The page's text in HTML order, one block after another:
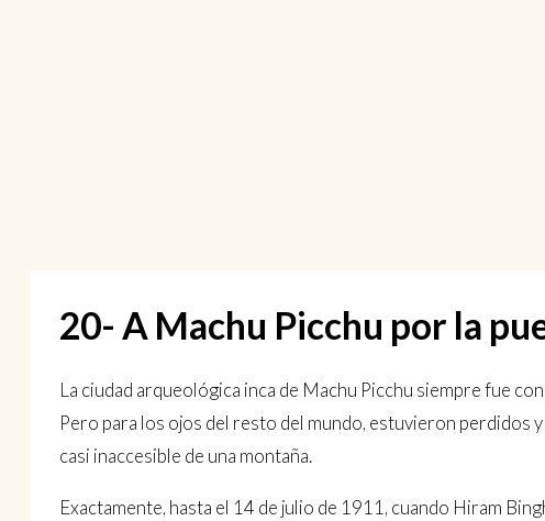
20- A Machu Picchu por la
La ciudad arqueológica inca de Machu Picchu siempre fue
Pero para los ojos del resto del mundo, estuvieron perdidos
casi inaccesible de una montaña.
Exactamente, hasta el 14 de julio de 1911, cuando Hiram